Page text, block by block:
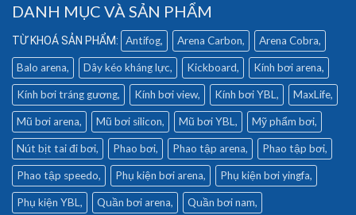
DANH MỤC VÀ SẢN PHẨM
Antifog Arena Carbon Arena Cobra
Balo arena Dây kéo kháng lực Kickboard Kính bơi arena
Kính bơi tráng gương Kính bơi view Kính bơi YBL MaxLife
Mũ bơi arena Mũ bơi silicon Mũ bơi YBL Mỹ phẩm bơi
Nút bịt tai đi bơi Phao bơi Phao tập arena Phao tập bơi
Phao tập speedo Phụ kiện bơi arena Phụ kiện bơi yingfa
Phụ kiện YBL Quần bơi arena Quần bơi nam